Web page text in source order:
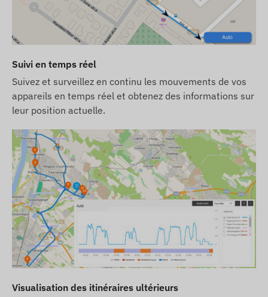
Les descriptions et les images des appareils sur le
site Web sont basées sur les informations
publiées par le fabricant, qui ne sont pas toujours
réserve le droit de modifier certains paramètres
du produit ou de son emballage sans préavis - la
mise à jour de ces informations sur notre site Web
se fait après détection et évaluation de ces
modifications.
Suivi en temps réel
Suivez et surveillez en continu les mouvements de vos
appareils en temps réel et obtenez des informations sur
leur position actuelle.
Visualisation des itinéraires ultérieurs